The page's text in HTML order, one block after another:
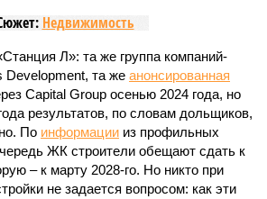
Недвижимость
Л»: та же группа компаний-
Development, та же анонсированная
Capital Group осенью 2024 года, но
результатов, по словам дольщиков,
По информации из профильных
ЖК строители обещают сдать к
– к марту 2028-го. Но никто при
не задается вопросом: как эти